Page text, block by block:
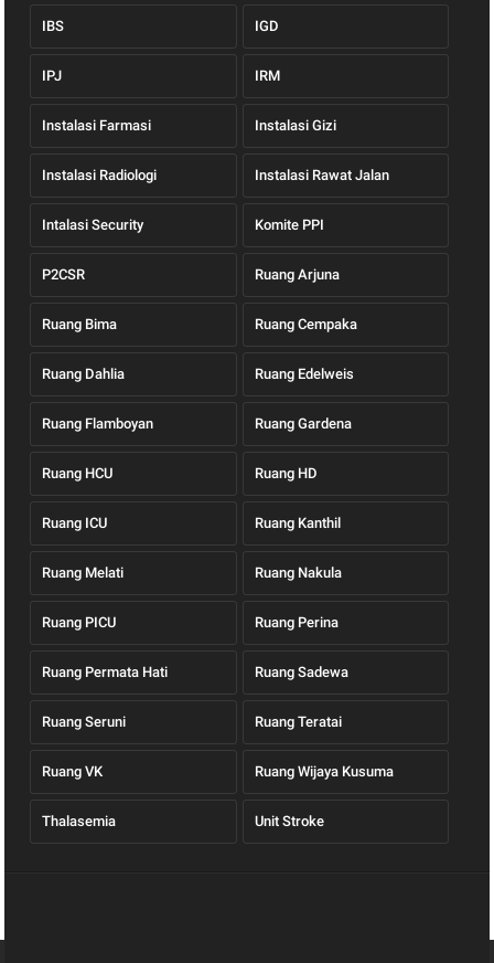
IBS IGD
IPJ IRM
Instalasi Farmasi Instalasi Gizi
Instalasi Radiologi Instalasi Rawat Jalan
Intalasi Security Komite PPI
P2CSR Ruang Arjuna
Ruang Bima Ruang Cempaka
Ruang Dahlia Ruang Edelweis
Ruang Flamboyan Ruang Gardena
Ruang HCU Ruang HD
Ruang ICU Ruang Kanthil
Ruang Melati Ruang Nakula
Ruang PICU Ruang Perina
Ruang Permata Hati Ruang Sadewa
Ruang Seruni Ruang Teratai
Ruang VK Ruang Wijaya Kusuma
Thalasemia Unit Stroke